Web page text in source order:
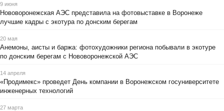
9 июня
Нововоронежская АЭС представила на фотовыставке в Воронеже
лучшие кадры с экотура по донским берегам
20 мая
Анемоны, аисты и баржа: фотохудожники региона побывали в экотуре
по донским берегам с Нововоронежской АЭС
14 апреля
«Продимекс» проведет День компании в Воронежском госуниверситете
инженерных технологий
27 марта